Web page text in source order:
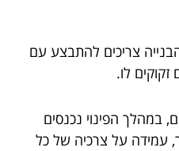
צריכים להתבצע עם
לו.
במהלך הפינוי נכנסים
עמידה על צרכיה של כל